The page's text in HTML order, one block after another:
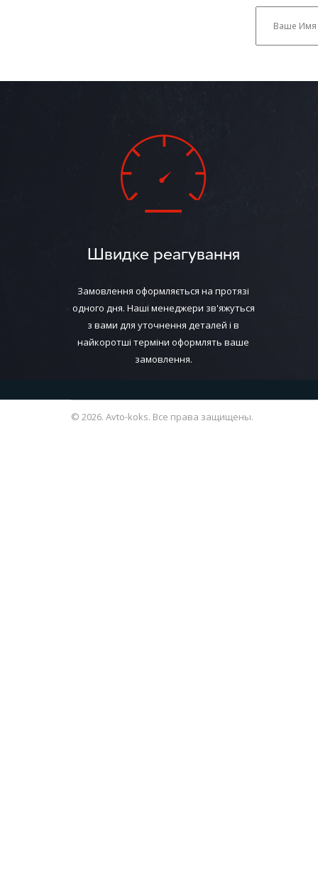
Швидке реагування
Замовлення оформляється на протязі
одного дня. Наші менеджери зв'яжуться
з вами для уточнення деталей і в
найкоротші терміни оформлять ваше
замовлення.
© 2026. Avto-koks. Все права защищены.